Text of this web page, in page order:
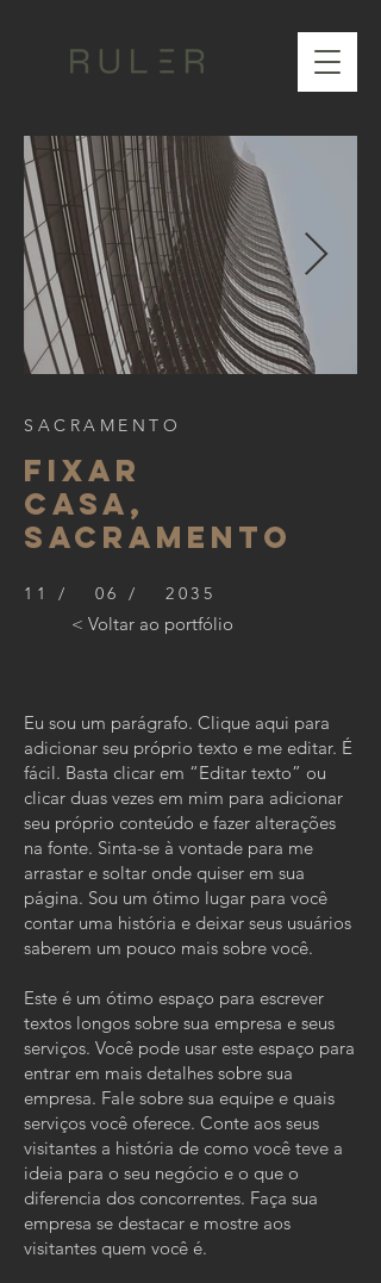
SACRAMENTO
FIXAR
CASA,
SACRAMENTO
11 / 06 / 2035
< Voltar ao portfólio
Eu sou um parágrafo. Clique aqui para
adicionar seu próprio texto e me editar. É
fácil. Basta clicar em “Editar texto” ou
clicar duas vezes em mim para adicionar
seu próprio conteúdo e fazer alterações
na fonte. Sinta-se à vontade para me
arrastar e soltar onde quiser em sua
página. Sou um ótimo lugar para você
contar uma história e deixar seus usuários
saberem um pouco mais sobre você.
Este é um ótimo espaço para escrever
textos longos sobre sua empresa e seus
serviços. Você pode usar este espaço para
entrar em mais detalhes sobre sua
empresa. Fale sobre sua equipe e quais
serviços você oferece. Conte aos seus
visitantes a história de como você teve a
ideia para o seu negócio e o que o
diferencia dos concorrentes. Faça sua
empresa se destacar e mostre aos
visitantes quem você é.